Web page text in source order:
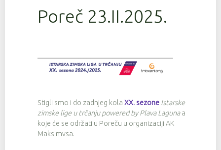
Poreč 23.II.2025.
Stigli smo i do zadnjeg kola XX. sezone Istarske
zimske lige u trčanju powered by Plava Lagunaa
koje će se održati u Poreču u organizaciji AK
Maksimvsa.